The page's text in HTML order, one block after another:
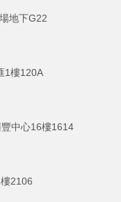
地下G22
1樓120A
中心16樓1614
2106